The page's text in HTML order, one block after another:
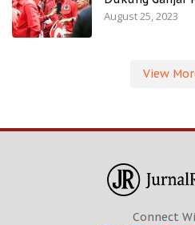
August 25, 2023
View
Connect